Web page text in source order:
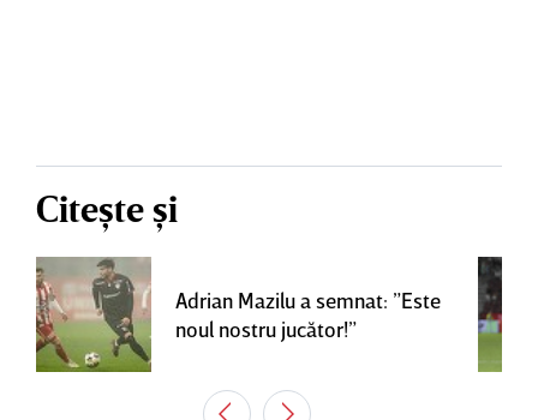
Citește și
Adrian Mazilu a semnat: ”Este
noul nostru jucător!”